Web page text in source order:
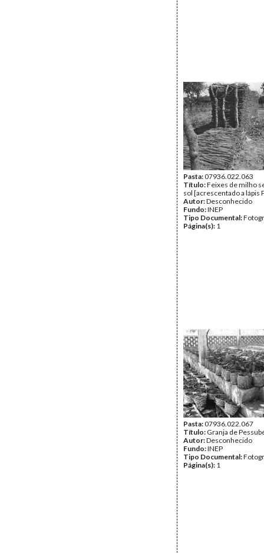
Pasta:07936.022.063
Título:Feixes de milho
sol [acrescentado a lápis
Autor:Desconhecido
Fundo:INEP
Tipo Documental:
Página(s): 1
Pasta:07936.022.067
Título: Granja de
Autor:Desconhecido
Fundo:INEP
Tipo Documental:
Página(s): 1